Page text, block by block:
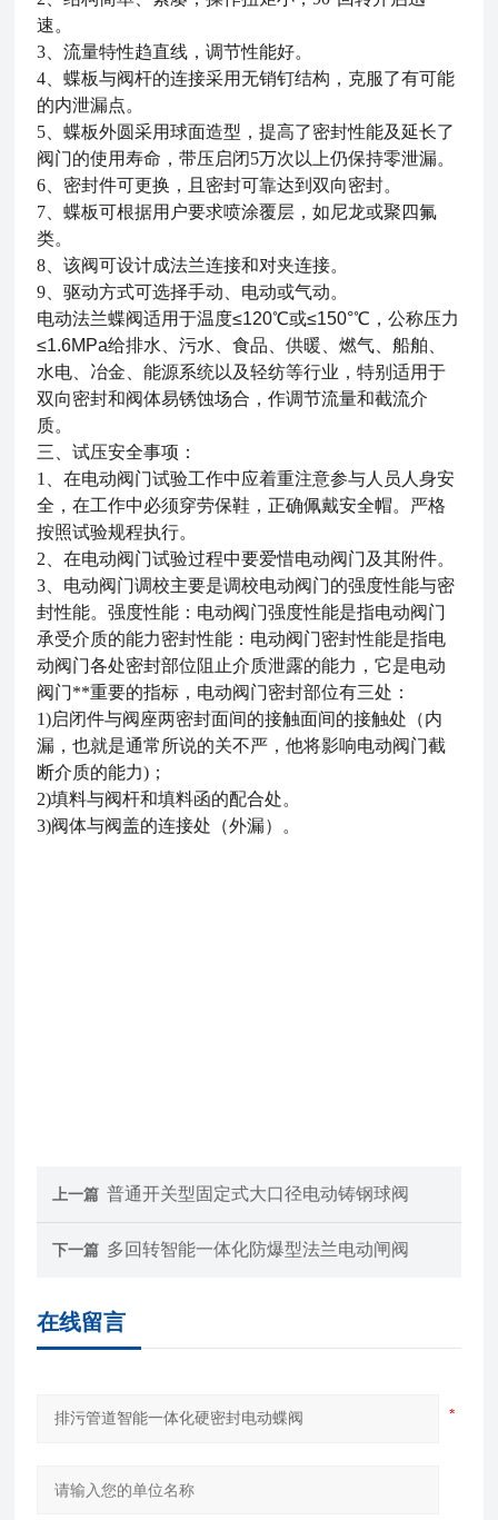
速。
3、流量特性趋直线，调节性能好。
4、蝶板与阀杆的连接采用无销钉结构，克服了有可能
的内泄漏点。
5、蝶板外圆采用球面造型，提高了密封性能及延长了
阀门的使用寿命，带压启闭5万次以上仍保持零泄漏。
6、密封件可更换，且密封可靠达到双向密封。
7、蝶板可根据用户要求喷涂覆层，如尼龙或聚四氟
类。
8、该阀可设计成法兰连接和对夹连接。
9、驱动方式可选择手动、电动或气动。
电动法兰蝶阀适用于温度≤120℃或≤150°℃，公称压力
≤1.6MPa给排水、污水、食品、供暖、燃气、船舶、
水电、冶金、能源系统以及轻纺等行业，特别适用于
双向密封和阀体易锈蚀场合，作调节流量和截流介
质。
三 、试压安全事项：
1、在电动阀门试验工作中应着重注意参与人员人身安
全，在工作中必须穿劳保鞋，正确佩戴安全帽。严格
按照试验规程执行。
2、在电动阀门试验过程中要爱惜电动阀门及其附件。
3、电动阀门调校主要是调校电动阀门的强度性能与密
封性能。强度性能：电动阀门强度性能是指电动阀门
承受介质的能力密封性能：电动阀门密封性能是指电
动阀门各处密封部位阻止介质泄露的能力，它是电动
阀门**重要的指标，电动阀门密封部位有三处：
1)启闭件与阀座两密封面间的接触面间的接触处（内
漏，也就是通常所说的关不严，他将影响电动阀门截
断介质的能力)；
2)填料与阀杆和填料函的配合处。
3)阀体与阀盖的连接处（外漏）。
上一篇 普通开关型固定式大口径电动铸钢球阀
下一篇 多回转智能一体化防爆型法兰电动闸阀
在线留言